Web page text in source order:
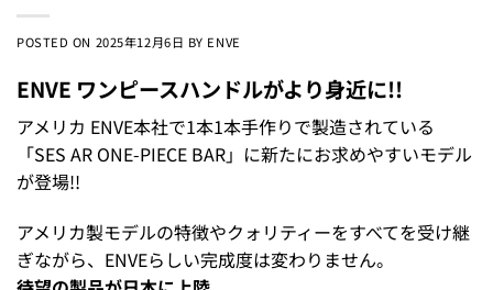
POSTED ON 2025年12月6日 BY ENVE
ENVE ワンピースハンドルがより身近に!!
アメリカ ENVE本社で1本1本手作りで製造されている
「SES AR ONE-PIECE BAR」に新たにお求めやすいモデル
が登場!!
アメリカ製モデルの特徴やクォリティーをすべてを受け継
ぎながら、ENVEらしい完成度は変わりません。